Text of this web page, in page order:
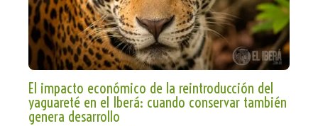
El impacto económico de la reintroducción del
yaguareté en el Iberá: cuando conservar también
genera desarrollo